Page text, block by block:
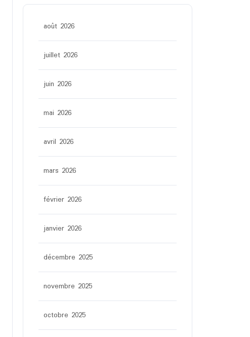
août 2026
juillet 2026
juin 2026
mai 2026
avril 2026
mars 2026
février 2026
janvier 2026
décembre 2025
novembre 2025
octobre 2025